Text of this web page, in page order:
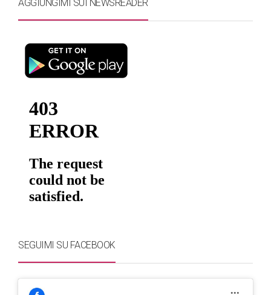
AGGIUNGIMI SUI NEWSREADER
SEGUIMI SU FACEBOOK